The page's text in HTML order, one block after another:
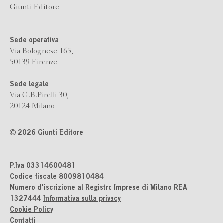
Giunti Editore
Sede operativa
Via Bolognese 165,
50139 Firenze
Sede legale
Via G.B.Pirelli 30,
20124 Milano
2026 Giunti Editore
P.Iva 03314600481
Codice fiscale 8009810484
Numero d'iscrizione al Registro Imprese di Milano REA
1327444 Informativa sulla privacy
Cookie Policy
Contatti